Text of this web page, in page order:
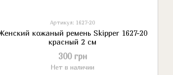
Артикул: 1627-20
кожаный ремень Skipper 1627-20
красный 2 см
300 грн
Нет в наличии